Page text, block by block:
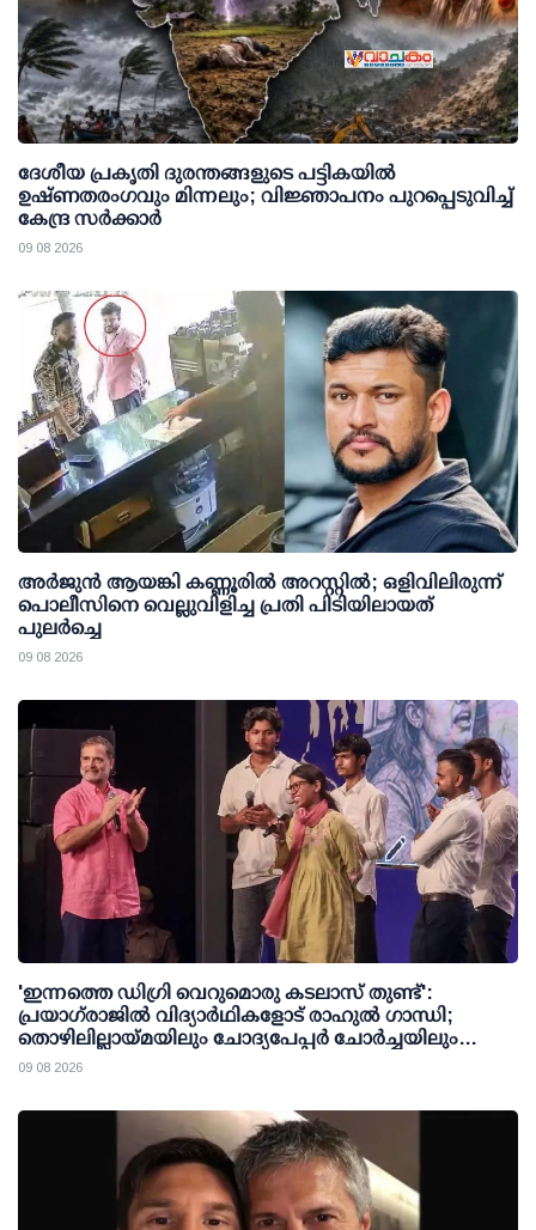
ദേശീയ പ്രകൃതി ദുരന്തങ്ങളുടെ പട്ടികയില്‍
ഉഷ്ണതരംഗവും മിന്നലും; വിജ്ഞാപനം പുറപ്പെടുവിച്ച്
കേന്ദ്ര സര്‍ക്കാര്‍
09 08 2026
അര്‍ജുന്‍ ആയങ്കി കണ്ണൂരില്‍ അറസ്റ്റില്‍; ഒളിവിലിരുന്ന്
പൊലീസിനെ വെല്ലുവിളിച്ച പ്രതി പിടിയിലായത്
പുലര്‍ച്ചെ
09 08 2026
'ഇന്നത്തെ ഡിഗ്രി വെറുമൊരു കടലാസ് തുണ്ട്':
പ്രയാഗ്‌രാജില്‍ വിദ്യാര്‍ഥികളോട് രാഹുല്‍ ഗാന്ധി;
തൊഴിലില്ലായ്മയിലും ചോദ്യപേപ്പര്‍ ചോര്‍ച്ചയിലും
കേന്ദ്രത്തിനെതിരേ രൂക്ഷവിമര്‍ശനം
09 08 2026